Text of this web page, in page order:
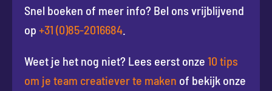
Snel boeken of meer info? Bel ons vrijblijvend
op +31 (0)85-2016684
Weet je het nog niet? Lees eerst onze 10 tips
om je team creatiever te maken of bekijk onze